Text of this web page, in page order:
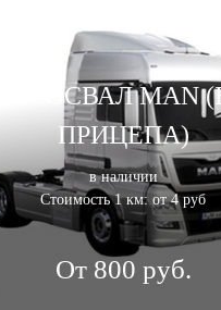
САМОСВАЛ МAN
ПРИЦЕПА)
в наличии
Стоимость 1 км: от 4 руб
От 800 руб.